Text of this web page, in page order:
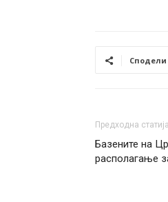
Сподели
Предходна статија
Базените на
располагање